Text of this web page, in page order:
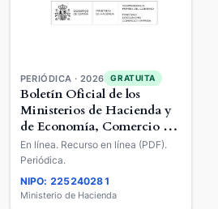
PERIÓDICA · 2026 GRATUITA
Boletín Oficial de los
Ministerios de Hacienda y
de Economía, Comercio y
Empresa
En línea. Recurso en línea (PDF).
Periódica.
NIPO: 225240281
Ministerio de Hacienda